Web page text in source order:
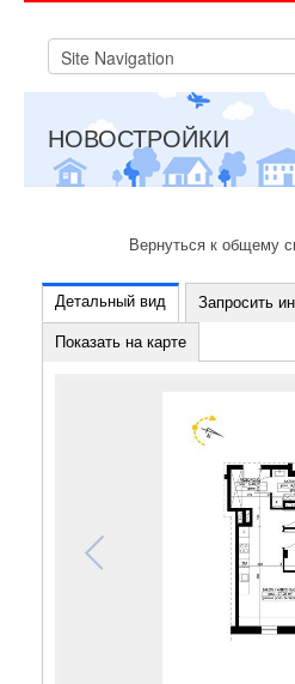
НОВОСТРОЙКИ
Вернуться к общему
Детальный вид Запросить
Показать на карте